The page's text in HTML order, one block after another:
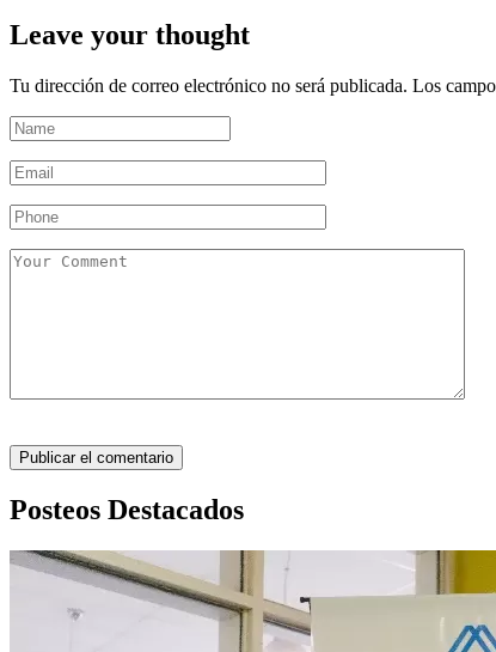
Leave your thought
Tu dirección de correo electrónico no será publicada. Los
Posteos Destacados